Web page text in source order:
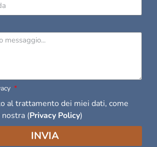
al trattamento dei miei dati, come
(Privacy Policy)
INVIA